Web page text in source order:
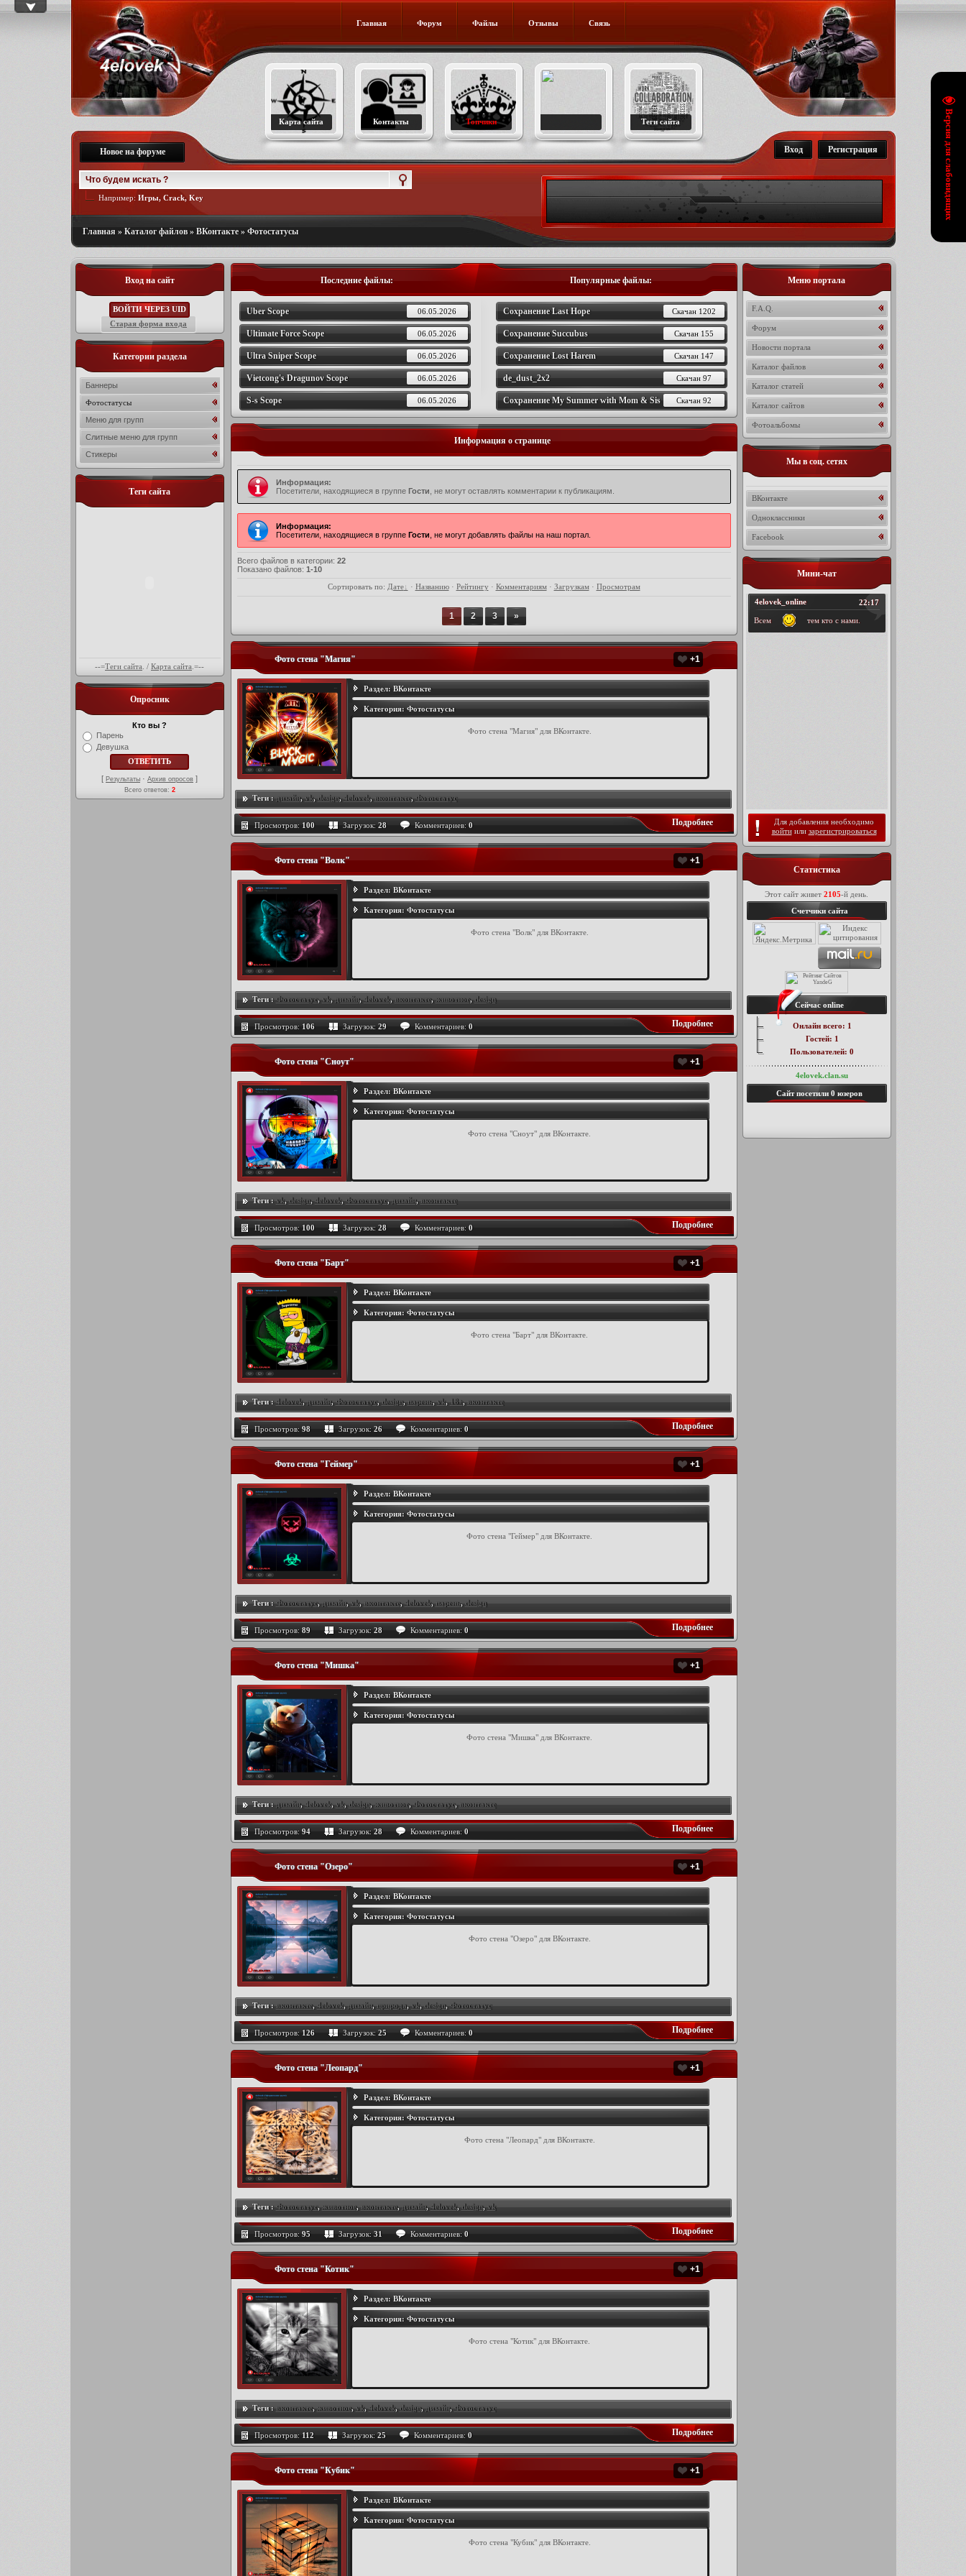
Версия для слабовидящих
Главная Форум Файлы Отзывы Связь
Карта сайта Контакты Топчики Теги сайта
Регистрация
Вход
Новое на форуме
Например: Игры, Crack, Key
Главная » Каталог файлов» ВКонтакте» Фотостатусы
Последние файлы: Популярные файлы:
06.05.2026
Uber Scope
06.05.2026
Ultimate Force Scope
06.05.2026
Ultra Sniper Scope
06.05.2026
Vietcong's Dragunov Scope
06.05.2026
S-s Scope
Скачан 1202
Сохранение Last Hope
Скачан 155
Сохранение Succubus
Скачан 147
Сохранение Lost Harem
Скачан 97
de_dust_2x2
Скачан 92
Сохранение My Summer with Mom & Sis
Информация о странице
Информация:
Посетители, находящиеся в группе Гости , не могут оставлять комментарии к публикациям.
Информация:
Посетители, находящиеся в группе Гости , не могут добавлять файлы на наш портал.
Всего файлов в категории: 22
Показано файлов: 1-10
Сортировать по: Дате · Названию· Рейтингу· Комментариям· Загрузкам· Просмотрам
1 2 3 »
+1
Фото стена "Магия"
Раздел: ВКонтакте
Категория: Фотостатусы
Фото стена "Магия" для ВКонтакте.
Теги :дизайн,vk,design,4elovek,вконтакте,Фотостатус
Просмотров: 100 Загрузок: 28 Комментариев: 0 Подробнее
+1
Фото стена "Волк"
Раздел: ВКонтакте
Категория: Фотостатусы
Фото стена "Волк" для ВКонтакте.
Теги :Фотостатус,vk,дизайн,4elovek,вконтакте,животное,design
Просмотров: 106 Загрузок: 29 Комментариев: 0 Подробнее
+1
Фото стена "Сноут"
Раздел: ВКонтакте
Категория: Фотостатусы
Фото стена "Сноут" для ВКонтакте.
Теги :vk,design,4elovek,Фотостатус,дизайн,вконтакте
Просмотров: 100 Загрузок: 28 Комментариев: 0 Подробнее
+1
Фото стена "Барт"
Раздел: ВКонтакте
Категория: Фотостатусы
Фото стена "Барт" для ВКонтакте.
Теги :4elovek,дизайн,Фотостатус,design,парень,vk,18+,вконтакте
Просмотров: 98 Загрузок: 26 Комментариев: 0 Подробнее
+1
Фото стена "Геймер"
Раздел: ВКонтакте
Категория: Фотостатусы
Фото стена "Геймер" для ВКонтакте.
Теги :Фотостатус,дизайн,vk,вконтакте,4elovek,парень,design
Просмотров: 89 Загрузок: 28 Комментариев: 0 Подробнее
+1
Фото стена "Мишка"
Раздел: ВКонтакте
Категория: Фотостатусы
Фото стена "Мишка" для ВКонтакте.
Теги :дизайн,4elovek,vk,design,животное,Фотостатус,вконтакте
Просмотров: 94 Загрузок: 28 Комментариев: 0 Подробнее
+1
Фото стена "Озеро"
Раздел: ВКонтакте
Категория: Фотостатусы
Фото стена "Озеро" для ВКонтакте.
Теги :вконтакте,4elovek,дизайн,природа,vk,design,Фотостатус
Просмотров: 126 Загрузок: 25 Комментариев: 0 Подробнее
+1
Фото стена "Леопард"
Раздел: ВКонтакте
Категория: Фотостатусы
Фото стена "Леопард" для ВКонтакте.
Теги :Фотостатус,животное,вконтакте,дизайн,4elovek,design,vk
Просмотров: 95 Загрузок: 31 Комментариев: 0 Подробнее
+1
Фото стена "Котик"
Раздел: ВКонтакте
Категория: Фотостатусы
Фото стена "Котик" для ВКонтакте.
Теги :вконтакте,животное,vk,4elovek,design,дизайн,Фотостатус
Просмотров: 112 Загрузок: 25 Комментариев: 0 Подробнее
+1
Фото стена "Кубик"
Раздел: ВКонтакте
Категория: Фотостатусы
Фото стена "Кубик" для ВКонтакте.
Меню портала
F.A.Q.
Форум
Новости портала
Каталог файлов
Каталог статей
Каталог сайтов
Фотоальбомы
Мы в соц. сетях
ВКонтакте
Одноклассники
Facebook
Мини-чат
Для добавления необходимо
войтиили зарегистрироваться
Статистика
Этот сайт живет 2105-й день.
Счетчики сайта
Сейчас online
Онлайн всего: 1
Гостей: 1
Пользователей: 0
4elovek.clan.su
Сайт посетили 0 юзеров
Вход на сайт
ВОЙТИ ЧЕРЕЗ UID
Старая форма входа
Категории раздела
Баннеры
Фотостатусы
Меню для групп
Слитные меню для групп
Стикеры
Теги сайта
--=Теги сайта . / Карта сайта .=--
Опросник
Кто вы ?
Парень
Девушка
[ Результаты · Архив опросов ]
Всего ответов: 2